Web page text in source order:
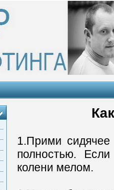
1.Прими сидячее
полностью.
колени мелом.